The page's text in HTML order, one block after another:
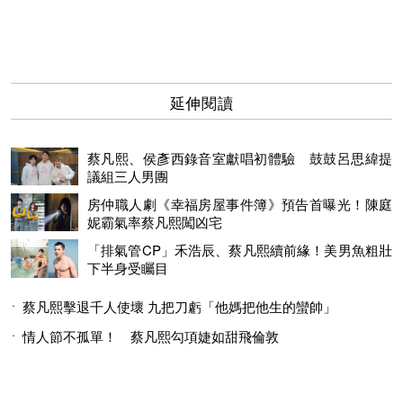
延伸閱讀
蔡凡熙、侯彥西錄音室獻唱初體驗 鼓鼓呂思緯提
議組三人男團
房仲職人劇《幸福房屋事件簿》預告首曝光！陳庭
妮霸氣率蔡凡熙闖凶宅
「排氣管CP」禾浩辰、蔡凡熙續前緣！美男魚粗壯
下半身受矚目
蔡凡熙擊退千人使壞 九把刀虧「他媽把他生的蠻帥」
情人節不孤單！ 蔡凡熙勾項婕如甜飛倫敦